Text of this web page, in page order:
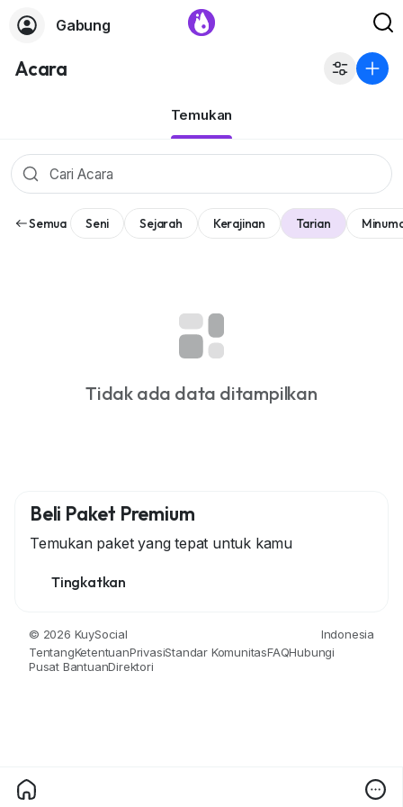
Gabung
Acara
Temukan
Semua Seni Sejarah Kerajinan Tarian
Tidak ada data ditampilkan
Beli Paket Premium
Temukan paket yang tepat untuk kamu
Tingkatkan
© 2026 KuySocial
Indonesia
TentangKetentuanPrivasiStandar KomunitasFAQHubungi
Pusat BantuanDirektori